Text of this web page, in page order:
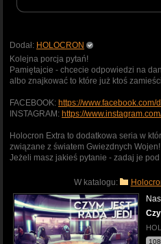
Dodał: HOLOCRON
Kolejna porcja pytań!
Pamiętajcie - chcecie odpowiedzi na
albo znajkować to które już ktoś
FACEBOOK: https://www.facebook.com/
INSTAGRAM: https://
Holocron Extra to dodatkowa seria w
związane z światem Gwiezdnych Wojen!
Jeżeli masz jakieś pytanie - zadaj je
W katalogu: